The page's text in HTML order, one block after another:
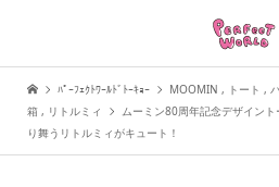
ﾊﾟｰﾌｪｸﾄﾜｰﾙﾄﾞﾄｰｷｮｰ MOOMIN , トート ,
箱 , リトルミィ
ムーミン80周年記念デザイン
り舞うリトルミィがキュート！